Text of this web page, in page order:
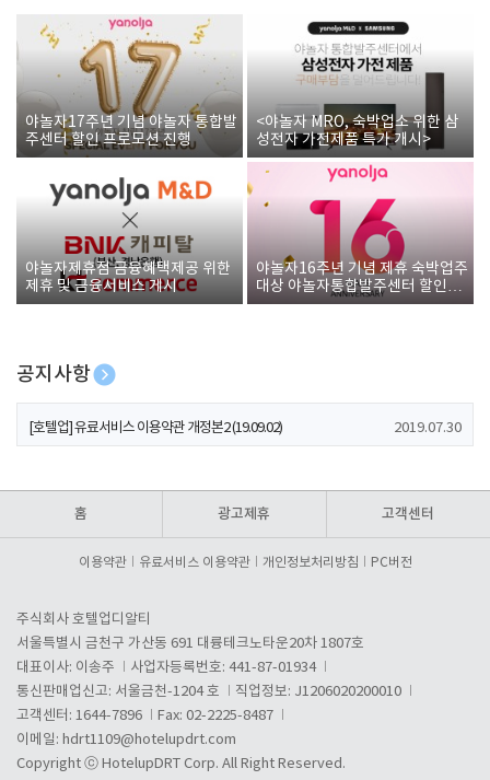
야놀자17주년 기념 야놀자 통합발
주센터 할인 프로모션 진행
<야놀자 MRO, 숙박업소 위한 삼
성전자 가전제품 특가 개시>
야놀자제휴점 금융혜택제공 위한
제휴 및 금융서비스 게시
야놀자16주년 기념 제휴 숙박업주
대상 야놀자통합발주센터 할인쿠
폰 증정
공지사항
[호텔업] 개인정보 처리방침 개정본1 (19.09.02)
[호텔업] 유료서비스 이용약관 개정본2 (19.09.02) 2019.07.30
홈 광고제휴 고객센터
이용약관 유료서비스 이용약관 개인정보처리방침 PC버전
주식회사 호텔업디알티
서울특별시 금천구 가산동 691 대륭테크노타운20차 1807호
대표이사: 이송주
사업자등록번호: 441-87-01934
통신판매업신고: 서울금천-1204 호
직업정보: J1206020200010
고객센터: 1644-7896
Fax: 02-2225-8487
이메일: hdrt1109@hotelupdrt.com
Copyright ⓒ HotelupDRT Corp. All Right Reserved.